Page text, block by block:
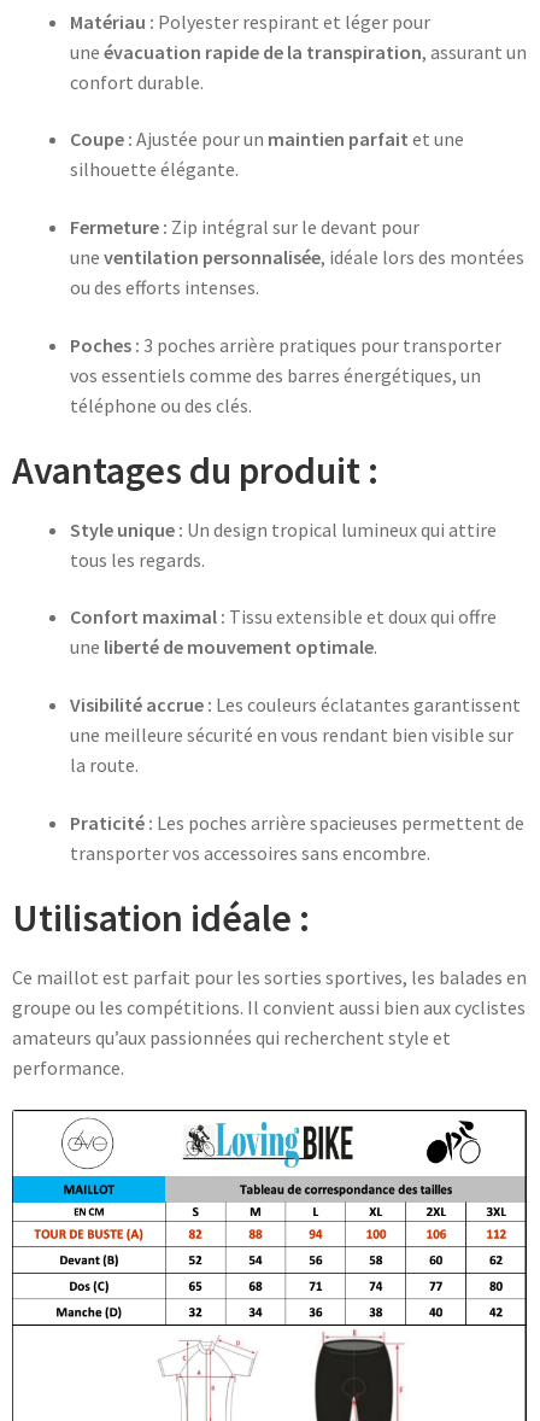
Matériau : Polyester respirant et léger pour
une évacuation rapide de la transpiration, assurant un
confort durable.
Coupe : Ajustée pour un maintien parfait et une
silhouette élégante.
Fermeture : Zip intégral sur le devant pour
une ventilation personnalisée, idéale lors des montées
ou des efforts intenses.
Poches : 3 poches arrière pratiques pour transporter
vos essentiels comme des barres énergétiques, un
téléphone ou des clés.
Avantages du produit :
Style unique : Un design tropical lumineux qui attire
tous les regards.
Confort maximal : Tissu extensible et doux qui offre
une liberté de mouvement optimale.
Visibilité accrue : Les couleurs éclatantes garantissent
une meilleure sécurité en vous rendant bien visible sur
la route.
Praticité : Les poches arrière spacieuses permettent de
transporter vos accessoires sans encombre.
Utilisation idéale :
Ce maillot est parfait pour les sorties sportives, les balades en
groupe ou les compétitions. Il convient aussi bien aux cyclistes
amateurs qu’aux passionnées qui recherchent style et
performance.